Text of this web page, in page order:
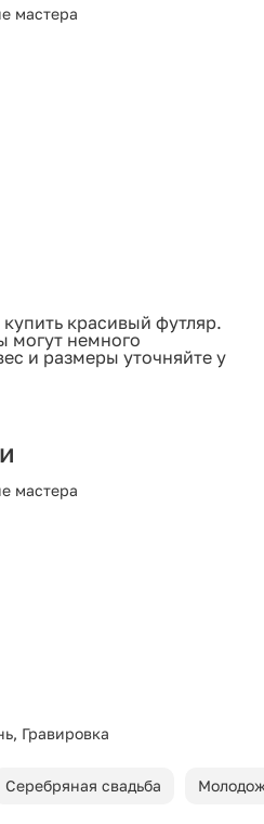
мастера
красивый футляр.
могут немного
и размеры уточняйте у
мастера
Гравировка
Серебряная свадьба